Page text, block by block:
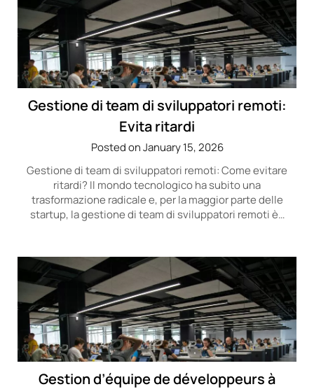
Gestione di team di sviluppatori remoti:
Evita ritardi
Posted on January 15, 2026
Gestione di team di sviluppatori remoti: Come evitare
ritardi? Il mondo tecnologico ha subito una
trasformazione radicale e, per la maggior parte delle
startup, la gestione di team di sviluppatori remoti è…
Gestion d’équipe de développeurs à